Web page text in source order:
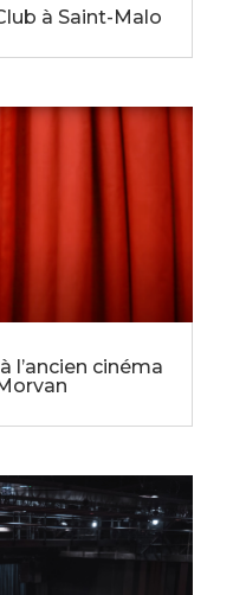
à Saint-Malo
l’ancien cinéma